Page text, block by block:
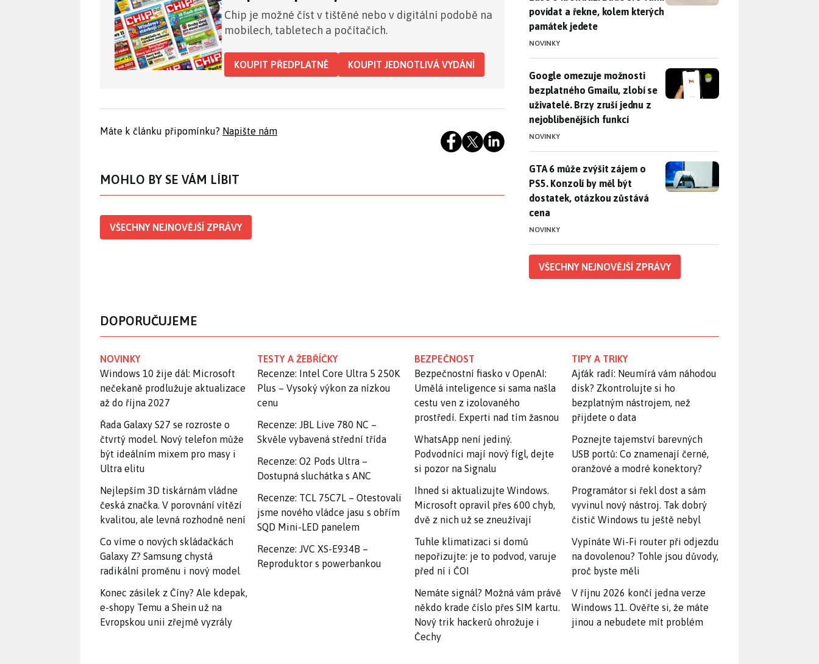
Chip je možné číst v tištěné nebo v digitální podobě na
mobilech, tabletech a počítačích.
KOUPIT PŘEDPLATNÉ KOUPIT JEDNOTLIVÁ VYDÁNÍ
Máte k článku připomínku? Napište nám
MOHLO BY SE VÁM LÍBIT
VŠECHNY NEJNOVĚJŠÍ ZPRÁVY
povídat a řekne, kolem kterých
památek jedete
NOVINKY
Google omezuje možnosti bezplatného Gmailu, zlobí se
Google omezuje možnosti
bezplatného Gmailu, zlobí se
uživatelé. Brzy zruší jednu z
nejoblíbenějších funkcí
NOVINKY
GTA 6 může zvýšit zájem o PS5. Konzolí by měl být dostatek,
GTA 6 může zvýšit zájem o
PS5. Konzolí by měl být
dostatek, otázkou zůstává
cena
NOVINKY
VŠECHNY NEJNOVĚJŠÍ ZPRÁVY
DOPORUČUJEME
NOVINKY
Windows 10 žije dál: Microsoft
nečekaně prodlužuje aktualizace
až do října 2027
Řada Galaxy S27 se rozroste o
čtvrtý model. Nový telefon může
být ideálním mixem pro masy i
Ultra elitu
Nejlepším 3D tiskárnám vládne
česká značka. V porovnání vítězí
kvalitou, ale levná rozhodně není
Co víme o nových skládačkách
Galaxy Z? Samsung chystá
radikální proměnu i nový model
Konec zásilek z Číny? Ale kdepak,
e-shopy Temu a Shein už na
Evropskou unii zřejmě vyzrály
TESTY A ŽEBŘÍČKY
Recenze: Intel Core Ultra 5 250K
Plus – Vysoký výkon za nízkou
cenu
Recenze: JBL Live 780 NC –
Skvěle vybavená střední třída
Recenze: O2 Pods Ultra –
Dostupná sluchátka s ANC
Recenze: TCL 75C7L – Otestovali
jsme nového vládce jasu s obřím
SQD Mini-LED panelem
Recenze: JVC XS-E934B –
Reproduktor s powerbankou
BEZPEČNOST
Bezpečnostní fiasko v OpenAI:
Umělá inteligence si sama našla
cestu ven z izolovaného
prostředí. Experti nad tím žasnou
WhatsApp není jediný.
Podvodníci mají nový fígl, dejte
si pozor na Signalu
Ihned si aktualizujte Windows.
Microsoft opravil přes 600 chyb,
dvě z nich už se zneužívají
Tuhle klimatizaci si domů
nepořizujte: je to podvod, varuje
před ní i ČOI
Nemáte signál? Možná vám právě
někdo krade číslo přes SIM kartu.
Nový trik hackerů ohrožuje i
Čechy
TIPY A TRIKY
Ajťák radí: Neumírá vám náhodou
disk? Zkontrolujte si ho
bezplatným nástrojem, než
přijdete o data
Poznejte tajemství barevných
USB portů: Co znamenají černé,
oranžové a modré konektory?
Programátor si řekl dost a sám
vyvinul nový nástroj. Tak dobrý
čistič Windows tu ještě nebyl
Vypínáte Wi-Fi router při odjezdu
na dovolenou? Tohle jsou důvody,
proč byste měli
V říjnu 2026 končí jedna verze
Windows 11. Ověřte si, že máte
jinou a nebudete mít problém